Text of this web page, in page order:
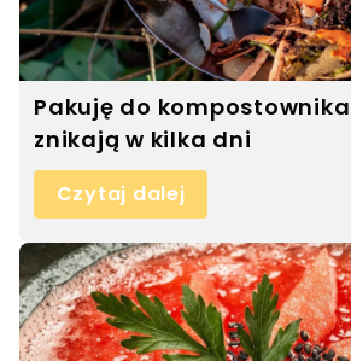
Pakuję do
znikają w kilka dni
Czytaj dalej